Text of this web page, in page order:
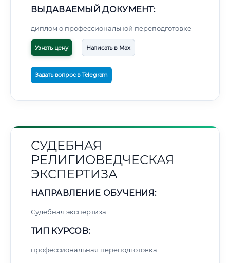
ВЫДАВАЕМЫЙ ДОКУМЕНТ:
диплом о профессиональной переподготовке
Узнать цену Написать в Max
Задать вопрос в Telegram
СУДЕБНАЯ
РЕЛИГИОВЕДЧЕСКАЯ
ЭКСПЕРТИЗА
НАПРАВЛЕНИЕ ОБУЧЕНИЯ:
Судебная экспертиза
ТИП КУРСОВ:
профессиональная переподготовка